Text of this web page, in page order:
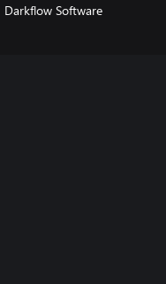
Darkflow Software